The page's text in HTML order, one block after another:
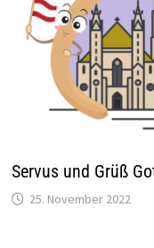
Servus und Grüß
25. November 2022